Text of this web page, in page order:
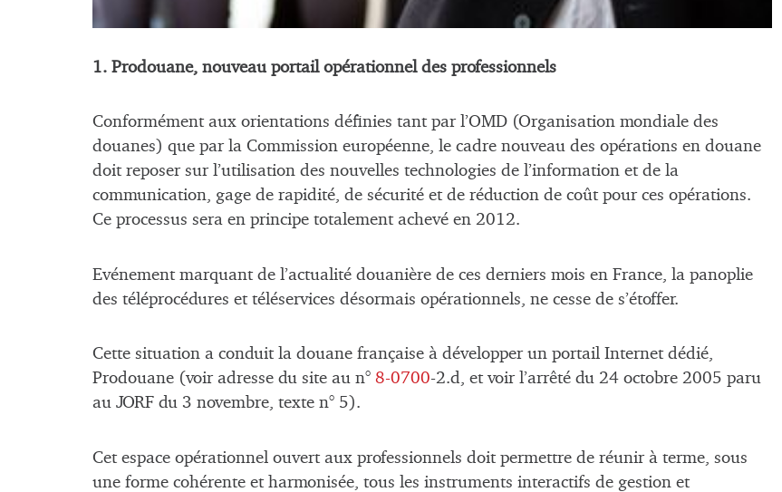
1. Prodouane, nouveau portail opérationnel des professionnels
Conformément aux orientations définies tant par l’OMD (Organisation mondiale des
douanes) que par la Commission européenne, le cadre nouveau des opérations en douane
doit reposer sur l’utilisation des nouvelles technologies de l’information et de la
communication, gage de rapidité, de sécurité et de réduction de coût pour ces opérations.
Ce processus sera en principe totalement achevé en 2012.
Evénement marquant de l’actualité douanière de ces derniers mois en France, la panoplie
des téléprocédures et téléservices désormais opérationnels, ne cesse de s’étoffer.
Cette situation a conduit la douane française à développer un portail Internet dédié,
Prodouane (voir adresse du site au n° 8-0700-2.d, et voir l’arrêté du 24 octobre 2005 paru
au JORF du 3 novembre, texte n° 5).
Cet espace opérationnel ouvert aux professionnels doit permettre de réunir à terme, sous
une forme cohérente et harmonisée, tous les instruments interactifs de gestion et